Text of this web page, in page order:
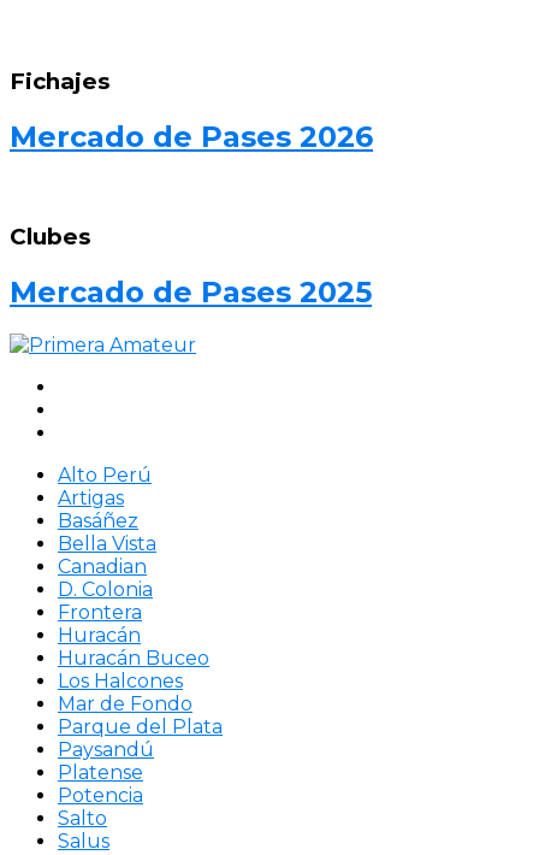
Fichajes
Mercado de Pases 2026
Clubes
Mercado de Pases 2025
Alto Perú
Artigas
Basáñez
Bella Vista
Canadian
D. Colonia
Frontera
Huracán
Huracán Buceo
Los Halcones
Mar de Fondo
Parque del Plata
Paysandú
Platense
Potencia
Salto
Salus